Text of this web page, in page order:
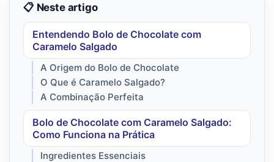
📋 Neste artigo
Entendendo Bolo de Chocolate com
Caramelo Salgado
A Origem do Bolo de Chocolate
O Que é Caramelo Salgado?
A Combinação Perfeita
Bolo de Chocolate com Caramelo Salgado:
Como Funciona na Prática
Ingredientes Essenciais